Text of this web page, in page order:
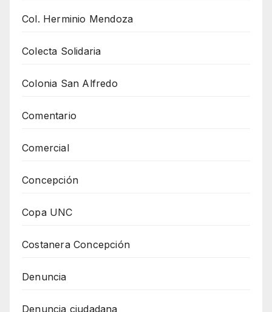
Col. Herminio Mendoza
Colecta Solidaria
Colonia San Alfredo
Comentario
Comercial
Concepción
Copa UNC
Costanera Concepción
Denuncia
Denuncia ciudadana